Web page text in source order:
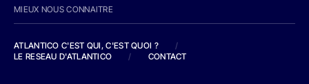
MIEUX NOUS CONNAITRE
ATLANTICO C'EST QUI, C'EST QUOI ?
/
LE RESEAU D'ATLANTICO
/ CONTACT